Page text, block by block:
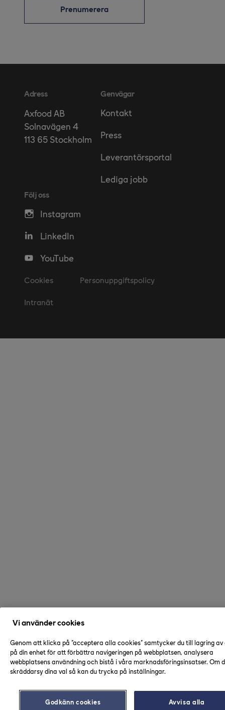
Prenumerera
Adress
Axfood AB
Solnavägen 4
113 65 Stockholm
Genvägar
Kontakt
Press
Leverantörsportal
Lediga jobb
Följ oss
Instagram
LinkedIn
YouTube
Cookies Personuppgiftspolicy
Intranät
Vi använder cookies
Genom att klicka på "acceptera alla cookies" samtycker du till lagring av
på din enhet för att förbättra navigeringen på webbplatsen, analysera
webbplatsens användning och bistå i våra marknadsföringsinsatser. Om
skräddarsy dina val så kan du trycka på inställningar.
Godkänn cookies Avvisa alla